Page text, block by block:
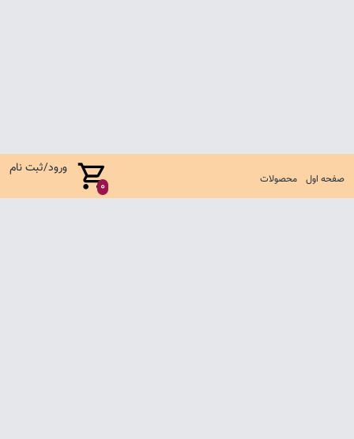
صفحه اول محصولات 0
ورود/ثبت نام